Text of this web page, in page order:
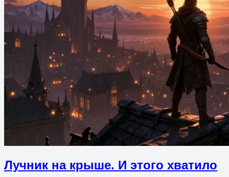
Лучник на крыше. И этого хватило